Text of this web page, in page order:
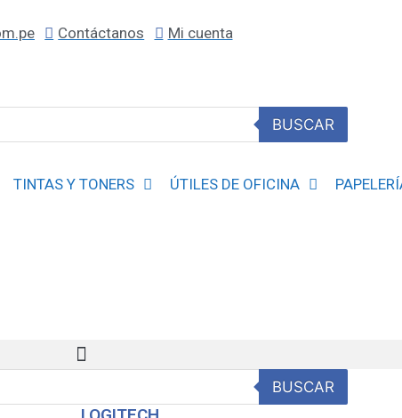
Contáctanos Mi cuenta
BUSCAR
TINTAS Y TONERS ÚTILES DE OFICINA
BUSCAR